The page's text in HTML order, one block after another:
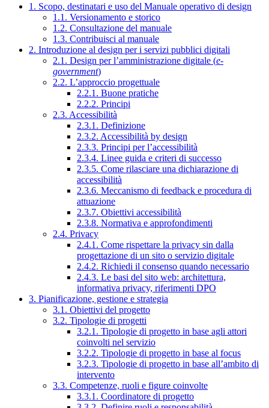
1. Scopo, destinatari e uso del Manuale operativo di design
1.1. Versionamento e storico
1.2. Consultazione del manuale
1.3. Contribuisci al manuale
2. Introduzione al design per i servizi pubblici digitali
2.1. Design per l’amministrazione digitale (e-
government)
2.2. L’approccio progettuale
2.2.1. Buone pratiche
2.2.2. Principi
2.3. Accessibilità
2.3.1. Definizione
2.3.2. Accessibilità by design
2.3.3. Principi per l’accessibilità
2.3.4. Linee guida e criteri di successo
2.3.5. Come rilasciare una dichiarazione di
accessibilità
2.3.6. Meccanismo di feedback e procedura di
attuazione
2.3.7. Obiettivi accessibilità
2.3.8. Normativa e approfondimenti
2.4. Privacy
2.4.1. Come rispettare la privacy sin dalla
progettazione di un sito o servizio digitale
2.4.2. Richiedi il consenso quando necessario
2.4.3. Le basi del sito web: architettura,
informativa privacy, riferimenti DPO
3. Pianificazione, gestione e strategia
3.1. Obiettivi del progetto
3.2. Tipologie di progetti
3.2.1. Tipologie di progetto in base agli attori
coinvolti nel servizio
3.2.2. Tipologie di progetto in base al focus
3.2.3. Tipologie di progetto in base all’ambito di
intervento
3.3. Competenze, ruoli e figure coinvolte
3.3.1. Coordinatore di progetto